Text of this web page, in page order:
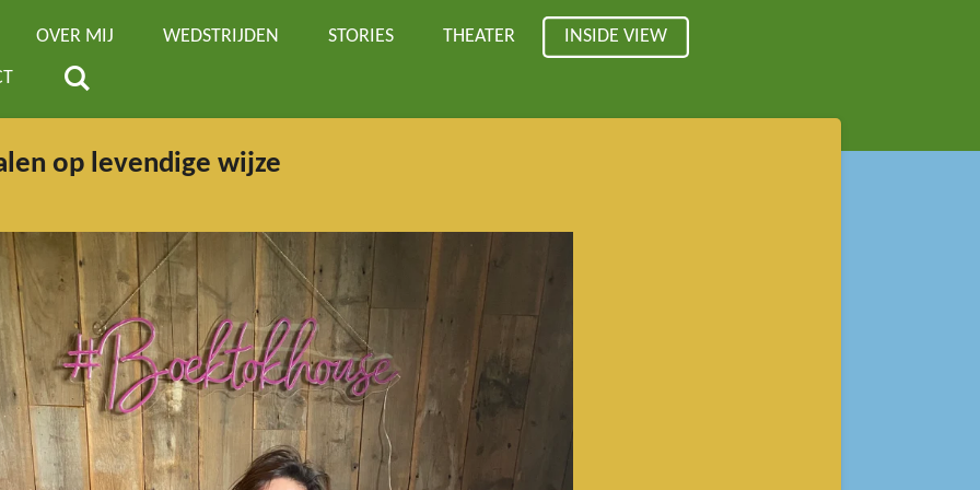
OVER MIJ WEDSTRIJDEN STORIES THEATER
INSIDE VIEW
op levendige wijze